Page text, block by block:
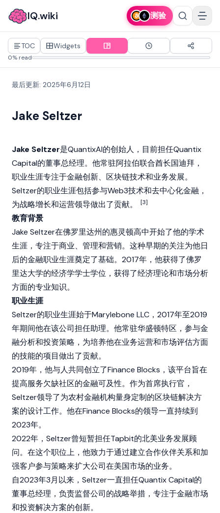
IQ.wiki 测验
TOC Widgets
0% read
最后更新: 2025年6月12日
Jake Seltzer
Jake Seltzer是QuantixAI的创始人，目前担任Quantix
Capital的董事总经理。他常驻阿拉伯联合酋长国迪拜，
职业生涯专注于金融创新、 区块链技术和业务发展。
Seltzer的职业生涯包括参与Web3技术和去中心化金融 ，
为战略增长和运营领导做出了贡献。
[3]
教育背景
Jake Seltzer在佛罗里达州的惠灵顿高中开始了他的学术
生涯，专注于商业、管理和营销。这种早期的关注为他日
后的金融职业生涯奠定了基础。2017年，他获得了佛罗
里达大学的经济学学士学位，获得了经济理论和市场分析
方面的专业知识。
职业生涯
Seltzer的职业生涯始于Marylebone LLC，2017年至2019
年期间他在该公司担任助理。他常驻华盛顿特区，参与金
融分析和投资策略，为培养他在业务运营和市场评估方面
的技能的项目做出了贡献。
2019年，他与人共同创立了Finance Blocks，该平台旨在
提高服务欠缺社区的金融可及性。作为首席执行官，
Seltzer领导了为农村金融机构量身定制的区块链解决方
案的设计工作。他在Finance Blocks的领导一直持续到
2023年。
2022年，Seltzer曾短暂担任Tapbit的北美业务发展顾
问。在这个职位上，他致力于通过建立合作伙伴关系和加
强客户参与策略来扩大公司在美国市场的业务。
自2023年3月以来，Seltzer一直担任Quantix Capital的
董事总经理，负责监督公司的战略举措，专注于金融市场
和投资解决方案的创新。